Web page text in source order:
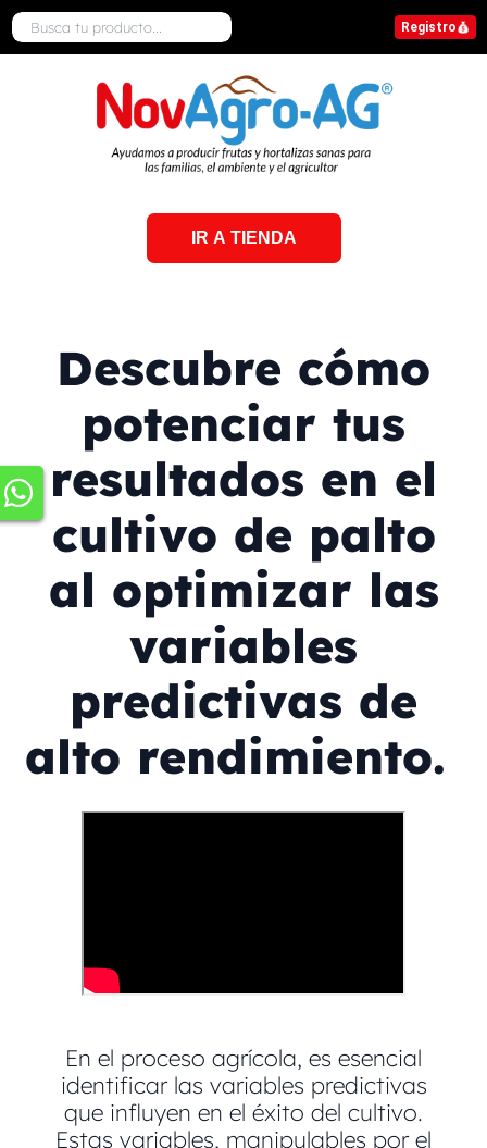
Registro
IR A TIENDA
Descubre cómo
potenciar tus
resultados en el
cultivo de palto
al optimizar las
variables
predictivas de
alto rendimiento.
En el proceso agrícola, es esencial
identificar las variables predictivas
que influyen en el éxito del cultivo.
Estas variables, manipulables por el